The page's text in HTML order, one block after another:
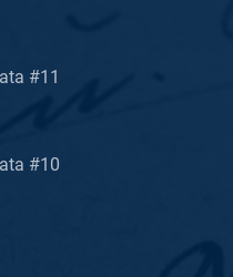
#11
#10